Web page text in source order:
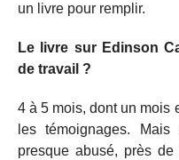
un livre pour remplir.
Le livre sur Edinson
de travail ?
4 à 5 mois, dont un mois
les témoignages.
presque abusé, près